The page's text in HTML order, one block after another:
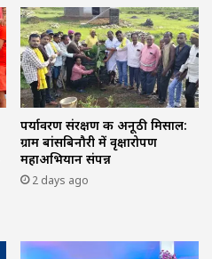
पर्यावरण संरक्षण की अनूठी मिसाल:
ग्राम बांसबिनौरी में वृक्षारोपण
महाअभियान संपन्न
2 days ago